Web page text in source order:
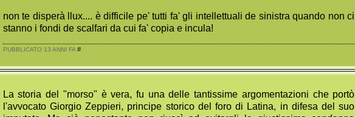
non te disperà llux.... è difficile pe' tutti fa' gli intellettuali de sinistra quando non ci
stanno i fondi de scalfari da cui fa' copia e incula!
PUBBLICATO 13 ANNI FA #
La storia del "morso" è vera, fu una delle tantissime argomentazioni che portò
l'avvocato Giorgio Zeppieri, principe storico del foro di Latina, in difesa del suo